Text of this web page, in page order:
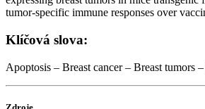
tumor-specific immune responses over
Klíčová slova:
Apoptosis – Breast cancer – Breast tumors